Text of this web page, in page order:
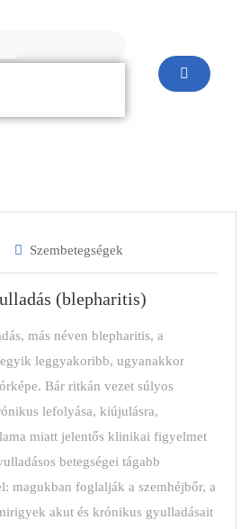
Szembetegségek
(blepharitis)
más néven blepharitis, a
leggyakoribb, ugyanakkor
Bár ritkán vezet súlyos
lefolyása, kiújulásra,
miatt jelentős klinikai figyelmet
betegségei tágabb
magukban foglalják a szemhéjbőr, a
akut és krónikus gyulladásait